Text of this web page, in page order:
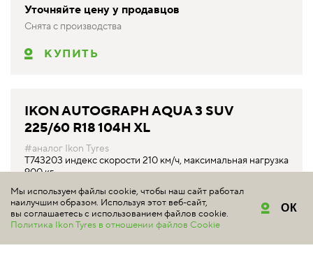
Уточняйте цену у продавцов
Снята с производства
КУПИТЬ
IKON AUTOGRAPH AQUA 3 SUV
225/60 R18 104H XL
#аналог Ikon Tyres
T743203 индекс скорости 210 км/ч, максимальная нагрузка
900 кг
от 15 550 ₽*
КУПИТЬ
Мы используем файлы cookie, чтобы наш сайт работал
наилучшим образом. Используя этот веб-сайт,
вы соглашаетесь с использованием файлов cookie.
Политика Ikon Tyres в отношении файлов Cookie
ОК